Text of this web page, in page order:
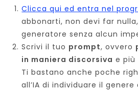
Clicca qui ed entra nel
abbonarti, non devi far
generatore senza alcun
Scrivi il tuo prompt, ovvero
in maniera discorsiva e più
Ti bastano anche poche
all’IA di individuare il genere